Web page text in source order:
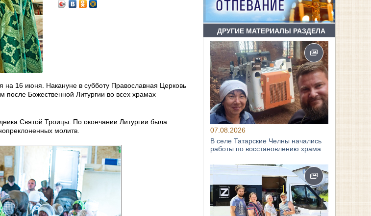
16 июня. Накануне в субботу Православная Церковь
после Божественной Литургии во всех храмах
Святой Троицы. По окончании Литургии была
молитв.
ДРУГИЕ МАТЕРИАЛЫ РАЗДЕЛА
07.08.2026
В селе Татарские Челны начались
работы по восстановлению храма